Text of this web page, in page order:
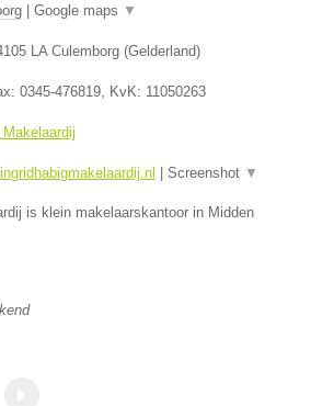
| Google maps ▼
LA Culemborg (Gelderland)
0345-476819 , KvK: 11050263
| Screenshot ▼
is klein makelaarskantoor in Midden